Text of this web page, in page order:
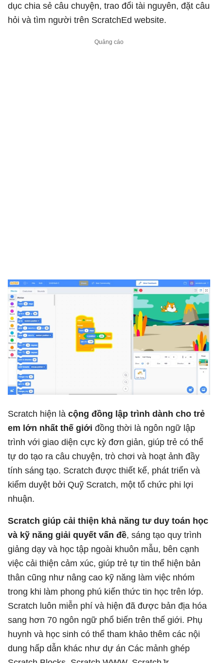
dục chia sẻ câu chuyện, trao đổi tài nguyên, đặt câu
hỏi và tìm người trên ScratchEd website.
Scratch hiện là cộng đồng lập trình dành cho trẻ
em lớn nhất thế giới đồng thời là ngôn ngữ lập
trình với giao diện cực kỳ đơn giản, giúp trẻ có thể
tự do tạo ra câu chuyện, trò chơi và hoạt ảnh đầy
tính sáng tạo. Scratch được thiết kế, phát triển và
kiểm duyệt bởi Quỹ Scratch, một tổ chức phi lợi
nhuận.
Scratch giúp cải thiện khả năng tư duy toán học
và kỹ năng giải quyết vấn đề, sáng tạo quy trình
giảng dạy và học tập ngoài khuôn mẫu, bên cạnh
việc cải thiện cảm xúc, giúp trẻ tự tin thể hiện bản
thân cũng như nâng cao kỹ năng làm việc nhóm
trong khi làm phong phú kiến thức tin học trên lớp.
Scratch luôn miễn phí và hiện đã được bản địa hóa
sang hơn 70 ngôn ngữ phổ biến trên thế giới. Phụ
huynh và học sinh có thể tham khảo thêm các nội
dung hấp dẫn khác như dự án Các mảnh ghép